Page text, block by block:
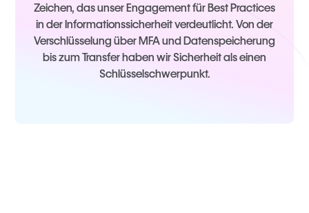
Zeichen, das unser Engagement für Best Practices
in der Informationssicherheit verdeutlicht. Von der
Verschlüsselung über MFA und Datenspeicherung
bis zum Transfer haben wir Sicherheit als einen
Schlüsselschwerpunkt.